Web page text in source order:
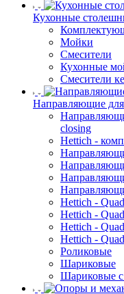
Кухонные
Мойки
Смесители
Кухонные
Смесители
Направляющие
closing
Hettich -
Hettich -
Hettich -
Hettich -
Hettich -
Роликовые
Шариковые
Шариковые